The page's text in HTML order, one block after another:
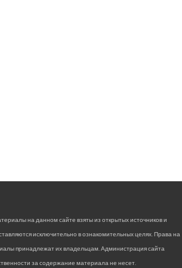
на данном сайте взяты из открытых источников и
исключительно в ознакомительных целях. Права на
принадлежат их владельцам. Администрация сайта
за содержание материала не несет.